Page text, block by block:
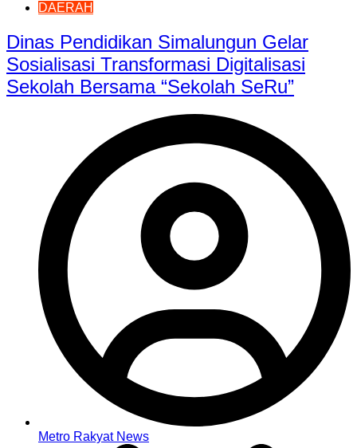
DAERAH
Dinas Pendidikan Simalungun Gelar
Sosialisasi Transformasi Digitalisasi
Sekolah Bersama “Sekolah SeRu”
Metro Rakyat News